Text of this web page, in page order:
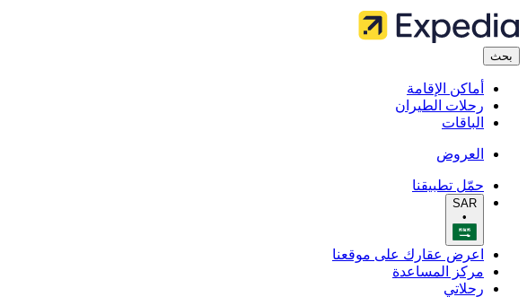
بحث
أماكن الإقامة
رحلات الطيران
الباقات
العروض
حمّل تطبيقنا
SAR
•
اعرض عقارك على موقعنا
مركز المساعدة
رحلاتي